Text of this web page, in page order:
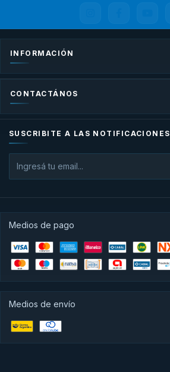
INFORMACIÓN
CONTACTÁNOS
SUSCRIBITE A LAS NOTIFICACIONES
Medios de pago
Medios de envío